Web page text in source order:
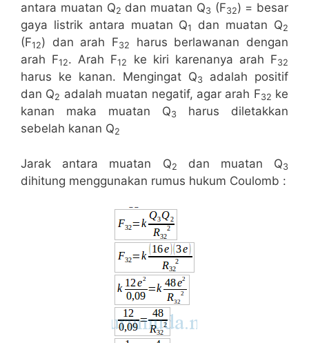
antara muatan Q2 dan muatan Q3 (F32) = besar
gaya listrik antara muatan Q1 dan muatan Q2
(F12) dan arah F32
harus berlawanan dengan
arah F12. Arah F12 ke kiri karenanya arah F32
harus ke kanan. Mengingat Q3
adalah positif
dan Q2 adalah muatan negatif, agar arah F32 ke
kanan maka muatan Q3
harus diletakkan
sebelah kanan Q2
Jarak antara muatan Q2 dan muatan Q3
dihitung menggunakan rumus hukum Coulomb :